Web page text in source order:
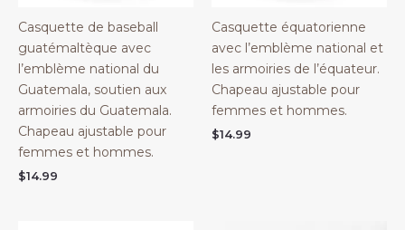
Casquette de baseball
guatémaltèque avec
l’emblème national du
Guatemala, soutien aux
armoiries du Guatemala.
Chapeau ajustable pour
femmes et hommes.
$14.99
Casquette équatorienne
avec l’emblème national et
les armoiries de l’équateur.
Chapeau ajustable pour
femmes et hommes.
$14.99